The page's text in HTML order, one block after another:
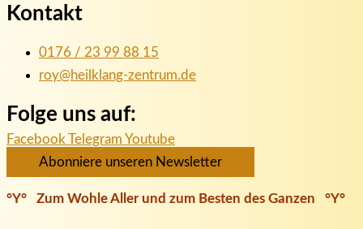
Kontakt
0176 / 23 99 88 15
roy@heilklang-zentrum.de
Folge uns auf:
Facebook Telegram Youtube
Abonniere unseren Newsletter
°Y° Zum Wohle Aller und zum Besten des Ganzen °Y°